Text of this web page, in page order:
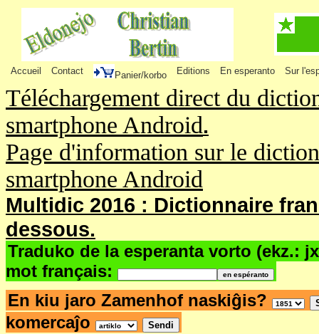
Accueil Contact Panier/korbo Editions En esperanto Sur
Téléchargement direct du
smartphone Android.
Page d'information sur le
smartphone Android
Multidic 2016 : Dictionnaire
dessous.
Traduko de la esperanta vorto (ekz.:
mot français:
En kiu jaro Zamenhof naskiĝis?
komercaĵo